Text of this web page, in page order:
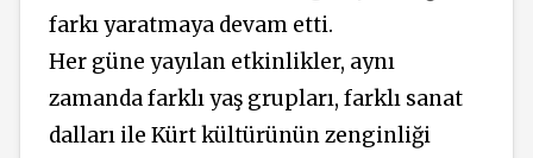
farkı yaratmaya devam etti.
Her güne yayılan etkinlikler, aynı
zamanda farklı yaş grupları, farklı sanat
dalları ile Kürt kültürünün zenginliği